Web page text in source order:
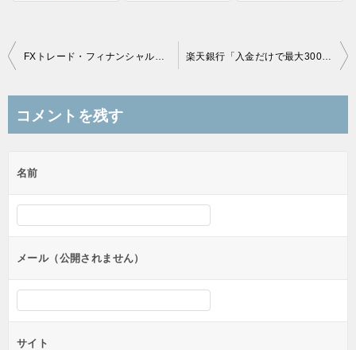
投
ビ
ー
シ
ョ
ン
コメントを残す
名前
メール（公開されません）
サイト